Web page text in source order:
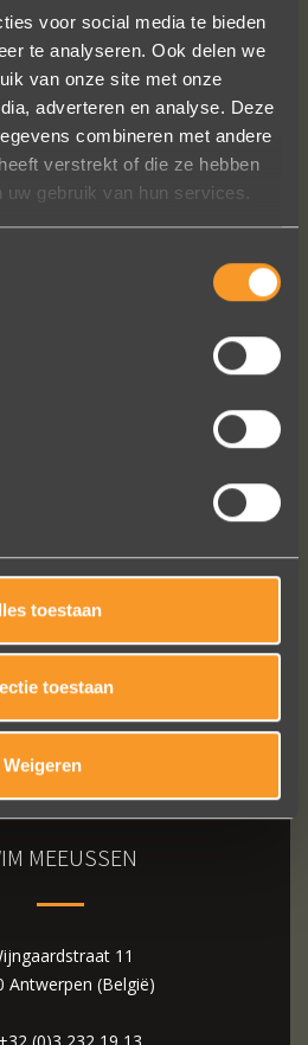
voor social media te bieden
te analyseren. Ook delen we
van onze site met onze
adverteren en analyse. Deze
combineren met andere
verstrekt of die ze hebben
gebruik van hun services.
toestaan
toestaan
Weigeren
sieraden! Na mn
ik nu aan mn andere
juweeltje. Zo trots als
MEEUSSEN
11
Antwerpen (België)